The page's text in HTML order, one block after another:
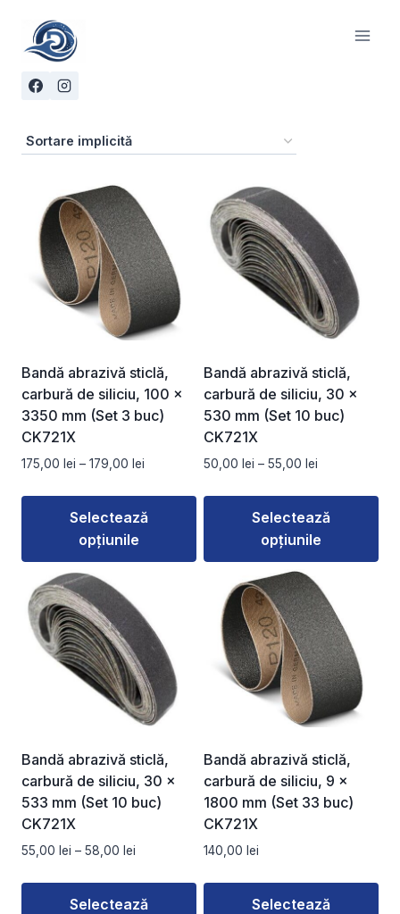
content
Bandă abrazivă sticlă,
carbură de siliciu, 100 x
3350 mm (Set 3 buc)
CK721X
175,00 lei – 179,00 lei
prețuri:
175,00 lei
Selectează
opțiunile
Acest
produs
are
mai
multe
fi
alese
în
pagina
Bandă abrazivă sticlă,
carbură de siliciu, 30 x
530 mm (Set 10 buc)
CK721X
50,00 lei – 55,00 lei
prețuri:
50,00 lei
până
Selectează
opțiunile
produs
are
mai
multe
variații.
fi
alese
în
pagina
Bandă abrazivă sticlă,
carbură de siliciu, 30 x
533 mm (Set 10 buc)
CK721X
55,00 lei – 58,00 lei
prețuri:
55,00 lei
Selectează
Bandă abrazivă sticlă,
carbură de siliciu, 9 x
1800 mm (Set 33 buc)
CK721X
140,00 lei
Selectează